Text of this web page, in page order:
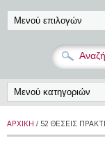
ΑΡΧΙΚΉ / 52 ΘΈΣΕΙΣ